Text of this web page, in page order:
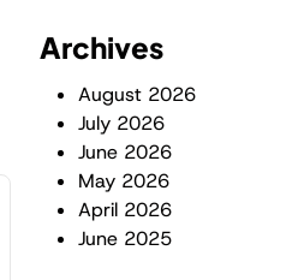
Archives
August 2026
July 2026
June 2026
May 2026
April 2026
June 2025